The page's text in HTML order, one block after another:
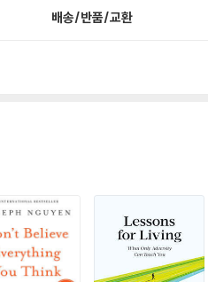
배송/반품/교환